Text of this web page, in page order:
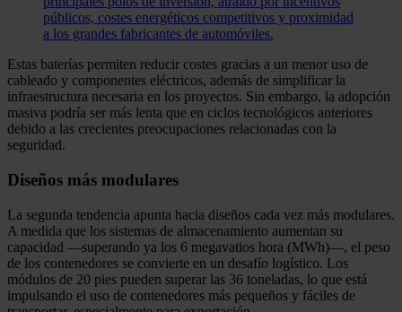
públicos, costes energéticos competitivos y proximidad
a los grandes fabricantes de automóviles.
Estas baterías permiten reducir costes gracias a un menor uso de
cableado y componentes eléctricos, además de simplificar la
infraestructura necesaria en los proyectos. Sin embargo, la adopción
masiva podría ser más lenta que en ciclos tecnológicos anteriores
debido a las crecientes preocupaciones relacionadas con la
seguridad.
Diseños más modulares
La segunda tendencia apunta hacia diseños cada vez más modulares.
A medida que los sistemas de almacenamiento aumentan su
capacidad —superando ya los 6 megavatios hora (MWh)—, el peso
de los contenedores se convierte en un desafío logístico. Los
módulos de 20 pies pueden superar las 36 toneladas, lo que está
impulsando el uso de contenedores más pequeños y fáciles de